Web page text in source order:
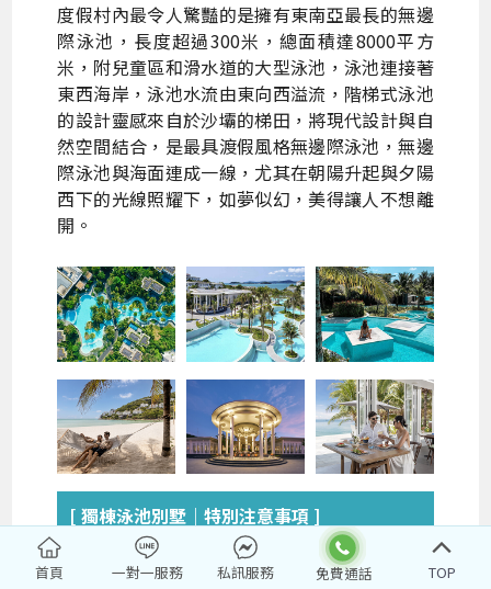
度假村內最令人驚豔的是擁有東南亞最長的無邊
際泳池，長度超過300米，總面積達8000平方
米，附兒童區和滑水道的大型泳池，泳池連接著
東西海岸，泳池水流由東向西溢流，階梯式泳池
的設計靈感來自於沙壩的梯田，將現代設計與自
然空間結合，是最具渡假風格無邊際泳池，無邊
際泳池與海面連成一線，尤其在朝陽升起與夕陽
西下的光線照耀下，如夢似幻，美得讓人不想離
開。
[ 獨棟泳池別墅｜特別注意事項 ]
＊本行程安排獨棟泳池Garden Pool Villa 兩
晚住宿，每棟Villa以『四人入住兩間房』為團
首頁 一對一服務 私訊服務 TOP